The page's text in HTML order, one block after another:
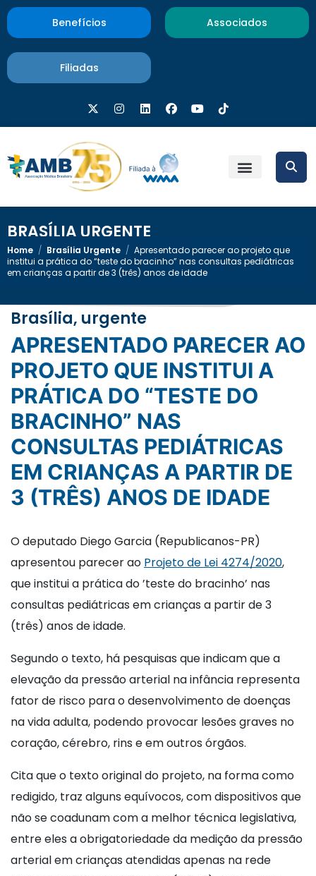
Benefícios Associados
Filiadas
BRASÍLIA URGENTE
Home / Brasília Urgente / Apresentado parecer ao projeto que
institui a prática do “teste do bracinho” nas consultas pediátricas
em crianças a partir de 3 (três) anos de idade
Brasília, urgente
APRESENTADO PARECER AO
PROJETO QUE INSTITUI A
PRÁTICA DO “TESTE DO
BRACINHO” NAS
CONSULTAS PEDIÁTRICAS
EM CRIANÇAS A PARTIR DE
3 (TRÊS) ANOS DE IDADE
O deputado Diego Garcia (Republicanos-PR)
apresentou parecer ao Projeto de Lei 4274/2020,
que institui a prática do ’teste do bracinho’ nas
consultas pediátricas em crianças a partir de 3
(três) anos de idade.
Segundo o texto, há pesquisas que indicam que a
elevação da pressão arterial na infância representa
fator de risco para o desenvolvimento de doenças
na vida adulta, podendo provocar lesões graves no
coração, cérebro, rins e em outros órgãos.
Cita que o texto original do projeto, na forma como
redigido, traz alguns equívocos, com dispositivos que
não se coadunam com a melhor técnica legislativa,
entre eles a obrigatoriedade da medição da pressão
arterial em crianças atendidas apenas na rede